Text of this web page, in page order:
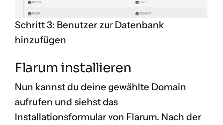
Schritt 3: Benutzer zur Datenbank
hinzufügen
Flarum installieren
Nun kannst du deine gewählte Domain
aufrufen und siehst das
Installationsformular von Flarum. Nach der